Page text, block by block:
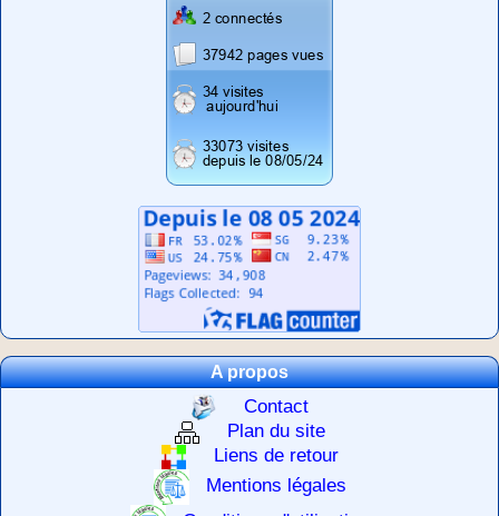
A propos
Contact
Plan du site
Liens de retour
Mentions légales